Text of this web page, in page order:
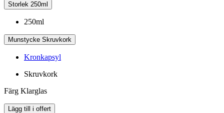
Storlek 250ml
250ml
Munstycke Skruvkork
Kronkapsyl
Skruvkork
Färg Klarglas
Lägg till i offert